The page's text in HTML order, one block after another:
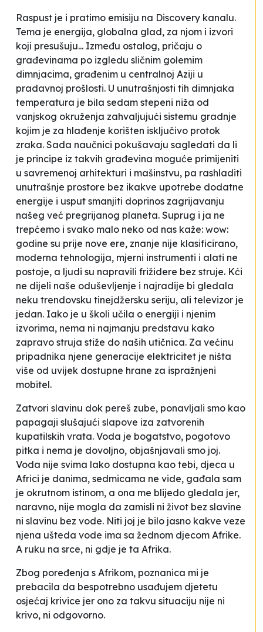
Raspust je i pratimo emisiju na Discovery kanalu.
Tema je energija, globalna glad, za njom i izvori
koji presušuju... Između ostalog, pričaju o
građevinama po izgledu sličnim golemim
dimnjacima, građenim u centralnoj Aziji u
pradavnoj prošlosti. U unutrašnjosti tih dimnjaka
temperatura je bila sedam stepeni niža od
vanjskog okruženja zahvaljujući sistemu gradnje
kojim je za hlađenje korišten isključivo protok
zraka. Sada naučnici pokušavaju sagledati da li
je principe iz takvih građevina moguće primijeniti
u savremenoj arhitekturi i mašinstvu, pa rashladiti
unutrašnje prostore bez ikakve upotrebe dodatne
energije i usput smanjiti doprinos zagrijavanju
našeg već pregrijanog planeta. Suprug i ja ne
trepćemo i svako malo neko od nas kaže: wow:
godine su prije nove ere, znanje nije klasificirano,
moderna tehnologija, mjerni instrumenti i alati ne
postoje, a ljudi su napravili frižidere bez struje. Kći
ne dijeli naše oduševljenje i najradije bi gledala
neku trendovsku tinejdžersku seriju, ali televizor je
jedan. Iako je u školi učila o energiji i njenim
izvorima, nema ni najmanju predstavu kako
zapravo struja stiže do naših utičnica. Za većinu
pripadnika njene generacije elektricitet je ništa
više od uvijek dostupne hrane za ispražnjeni
mobitel.
Zatvori slavinu dok pereš zube, ponavljali smo kao
papagaji slušajući slapove iza zatvorenih
kupatilskih vrata. Voda je bogatstvo, pogotovo
pitka i nema je dovoljno, objašnjavali smo joj.
Voda nije svima lako dostupna kao tebi, djeca u
Africi je danima, sedmicama ne vide, gađala sam
je okrutnom istinom, a ona me blijedo gledala jer,
naravno, nije mogla da zamisli ni život bez slavine
ni slavinu bez vode. Niti joj je bilo jasno kakve veze
njena ušteda vode ima sa žednom djecom Afrike.
A ruku na srce, ni gdje je ta Afrika.
Zbog poređenja s Afrikom, poznanica mi je
prebacila da bespotrebno usađujem djetetu
osjećaj krivice jer ono za takvu situaciju nije ni
krivo, ni odgovorno.